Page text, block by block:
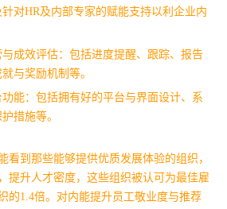
对HR及内部专家的赋能支持以利企业内
与成效评估：包括进度提醒、跟踪、报告
与奖励机制等。
能：包括拥有好的平台与界面设计、系
措施等。
看到那些能够提供优质发展体验的组织，
提升人才密度，这些组织被认可为最佳雇
的1.4倍。 对内能提升员工敬业度与推荐